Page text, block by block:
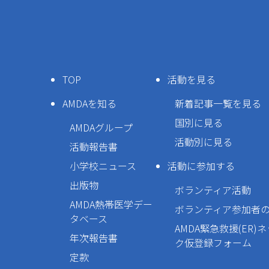
TOP
AMDAを知る
AMDAグループ
活動報告書
小学校ニュース
出版物
AMDA熱帯医学デー
タベース
年次報告書
定款
活動を見る
新着記事一覧を見る
国別に見る
活動別に見る
活動に参加する
ボランティア活動
ボランティア参加者
AMDA緊急救援(ER)
ク仮登録フォーム